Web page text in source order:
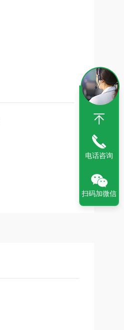
电话咨询
扫码加微信